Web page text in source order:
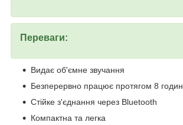
Переваги:
Видає об'ємне звучання
Безперервно працює протягом 8 годин
Стійке з'єднання через Bluetooth
Компактна та легка